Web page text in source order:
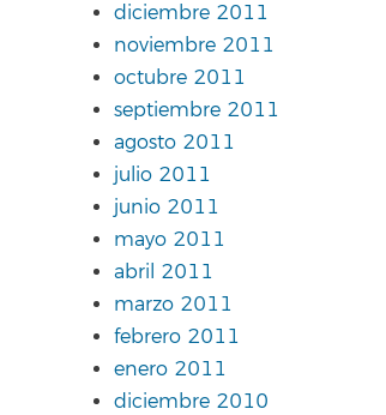
diciembre 2011
noviembre 2011
octubre 2011
septiembre 2011
agosto 2011
julio 2011
junio 2011
mayo 2011
abril 2011
marzo 2011
febrero 2011
enero 2011
diciembre 2010